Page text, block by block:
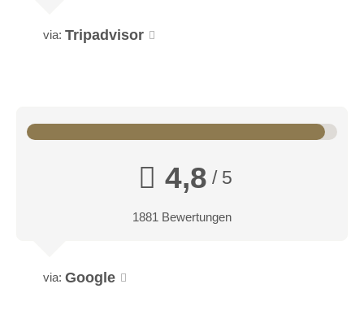
via: Tripadvisor
4,8 / 5
1881 Bewertungen
via: Google